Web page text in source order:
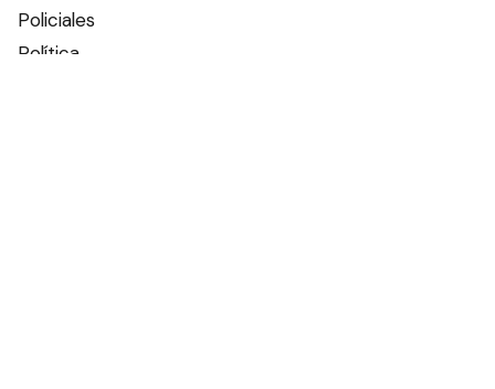
Policiales
Política